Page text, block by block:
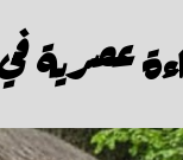
عصرية